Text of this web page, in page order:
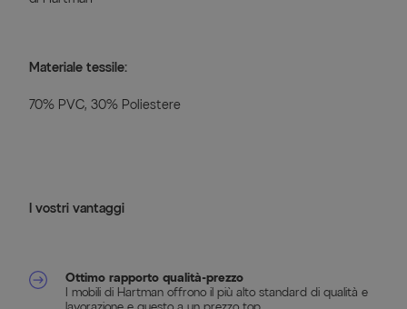
Materiale tessile:
70% PVC, 30% Poliestere
I vostri vantaggi
Ottimo rapporto qualità-prezzo
I mobili di Hartman offrono il più alto standard di qualità e